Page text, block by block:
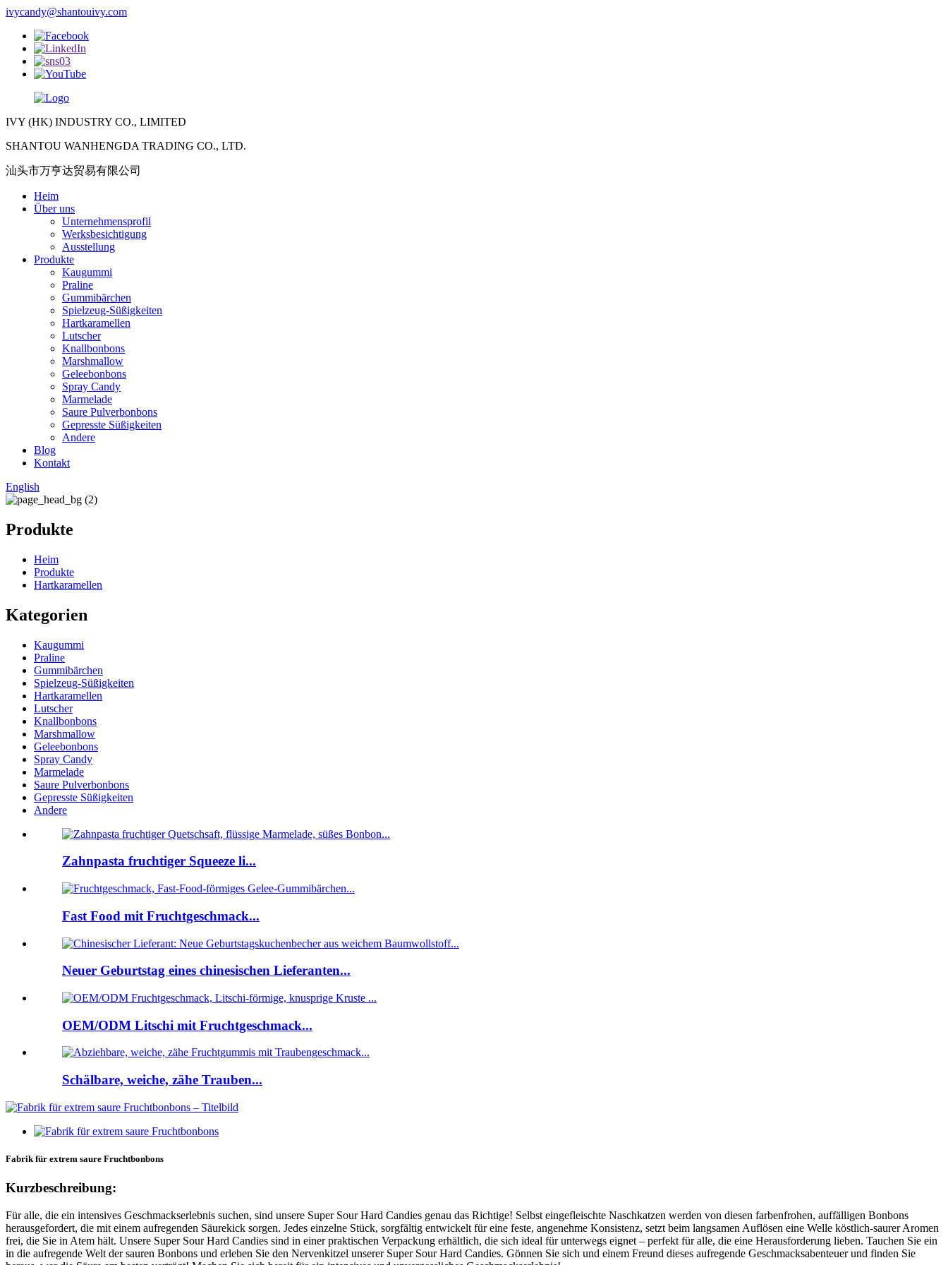
ivycandy@shantouivy.com
IVY (HK) INDUSTRY CO., LIMITED
SHANTOU WANHENGDA TRADING CO., LTD.
汕头市万亨达贸易有限公司
Heim
Über uns
Unternehmensprofil
Werksbesichtigung
Ausstellung
Produkte
Kaugummi
Praline
Gummibärchen
Spielzeug-Süßigkeiten
Hartkaramellen
Lutscher
Knallbonbons
Marshmallow
Geleebonbons
Spray Candy
Marmelade
Saure Pulverbonbons
Gepresste Süßigkeiten
Andere
Blog
Kontakt
English
Produkte
Heim
Produkte
Hartkaramellen
Kategorien
Kaugummi
Praline
Gummibärchen
Spielzeug-Süßigkeiten
Hartkaramellen
Lutscher
Knallbonbons
Marshmallow
Geleebonbons
Spray Candy
Marmelade
Saure Pulverbonbons
Gepresste Süßigkeiten
Andere
Zahnpasta fruchtiger Squeeze li...
Fast Food mit Fruchtgeschmack...
Neuer Geburtstag eines chinesischen Lieferanten...
OEM/ODM Litschi mit Fruchtgeschmack...
Schälbare, weiche, zähe Trauben...
Fabrik für extrem saure Fruchtbonbons
Kurzbeschreibung:
Für alle, die ein intensives Geschmackserlebnis suchen, sind unsere Super Sour Hard Candies genau das Richtige! Selbst eingefleischte Naschkatzen werden von diesen farbenfrohen, auffälligen Bonbons
herausgefordert, die mit einem aufregenden Säurekick sorgen. Jedes einzelne Stück, sorgfältig entwickelt für eine feste, angenehme Konsistenz, setzt beim langsamen Auflösen eine Welle köstlich-saurer Aromen
frei, die Sie in Atem hält. Unsere Super Sour Hard Candies sind in einer praktischen Verpackung erhältlich, die sich ideal für unterwegs eignet – perfekt für alle, die eine Herausforderung lieben. Tauchen Sie ein
in die aufregende Welt der sauren Bonbons und erleben Sie den Nervenkitzel unserer Super Sour Hard Candies. Gönnen Sie sich und einem Freund dieses aufregende Geschmacksabenteuer und finden Sie